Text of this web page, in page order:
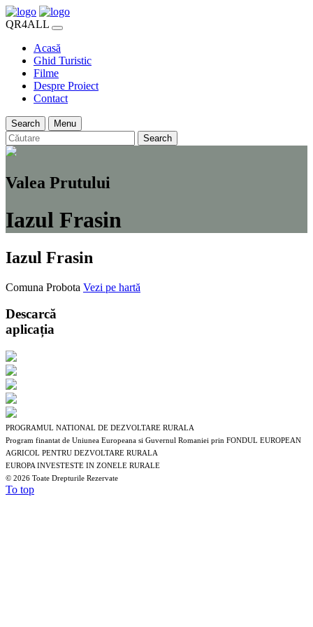
QR4ALL
Acasă
Ghid Turistic
Filme
Despre Proiect
Contact
Search
Menu
Search
Valea Prutului
Iazul Frasin
Iazul Frasin
Comuna Probota Vezi pe hartă
Descarcă
aplicația
PROGRAMUL NATIONAL DE DEZVOLTARE RURALA
Program finantat de Uniunea Europeana si Guvernul Romaniei prin FONDUL EUROPEAN
AGRICOL PENTRU DEZVOLTARE RURALA
EUROPA INVESTESTE IN ZONELE RURALE
© 2026 Toate Drepturile Rezervate
To top